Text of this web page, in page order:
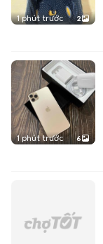
1 phút trước 2
1 phút trước 6